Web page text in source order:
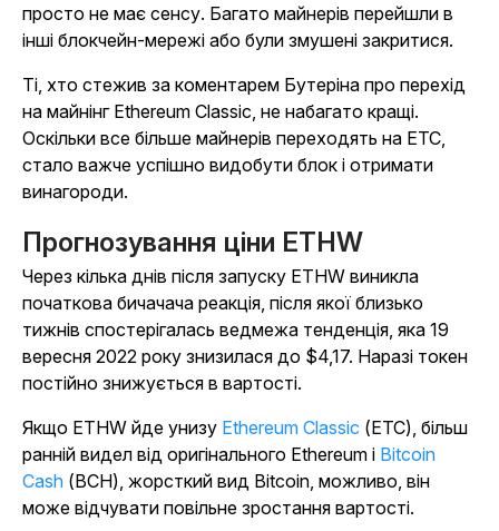
просто не має сенсу. Багато майнерів перейшли в
інші блокчейн-мережі або були змушені закритися.
Ті, хто стежив за коментарем Бутеріна про перехід
на майнінг Ethereum Classic, не набагато кращі.
Оскільки все більше майнерів переходять на ETC,
стало важче успішно видобути блок і отримати
винагороди.
Прогнозування ціни ETHW
Через кілька днів після запуску ETHW виникла
початкова бичачача реакція, після якої близько
тижнів спостерігалась ведмежа тенденція, яка 19
вересня 2022 року знизилася до $4,17. Наразі токен
постійно знижується в вартості.
Якщо ETHW йде унизу Ethereum Classic (ETC), більш
ранній видел від оригінального Ethereum і Bitcoin
Cash (BCH), жорсткий вид Bitcoin, можливо, він
може відчувати повільне зростання вартості.